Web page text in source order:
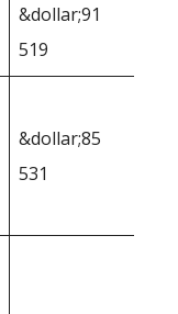
&dollar;91
519
&dollar;85
531